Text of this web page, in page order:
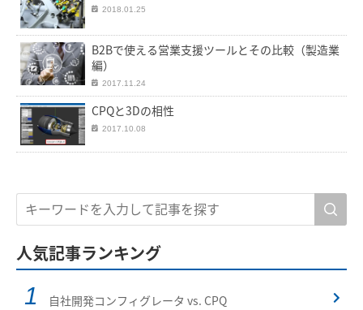
2018.01.25
B2Bで使える営業支援ツールとその比較（製造業
編）
2017.11.24
CPQと3Dの相性
2017.10.08
人気記事ランキング
自社開発コンフィグレータ vs. CPQ